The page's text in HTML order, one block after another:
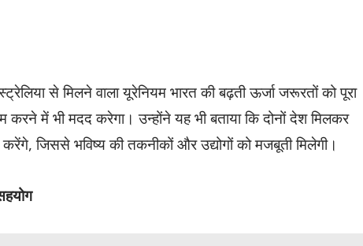
से मिलने वाला यूरेनियम भारत की बढ़ती ऊर्जा जरूरतों को पूरा
में भी मदद करेगा। उन्होंने यह भी बताया कि दोनों देश मिलकर
जिससे भविष्य की तकनीकों और उद्योगों को मजबूती मिलेगी।